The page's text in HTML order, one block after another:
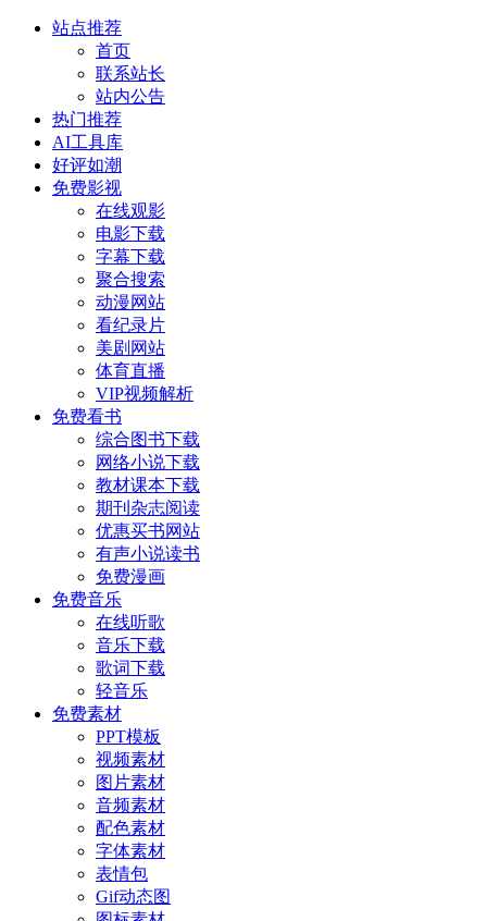
站点推荐
首页
联系站长
站内公告
热门推荐
AI工具库
好评如潮
免费影视
在线观影
电影下载
字幕下载
聚合搜索
动漫网站
看纪录片
美剧网站
体育直播
VIP视频解析
免费看书
综合图书下载
网络小说下载
教材课本下载
期刊杂志阅读
优惠买书网站
有声小说读书
免费漫画
免费音乐
在线听歌
音乐下载
歌词下载
轻音乐
免费素材
PPT模板
视频素材
图片素材
音频素材
配色素材
字体素材
表情包
Gif动态图